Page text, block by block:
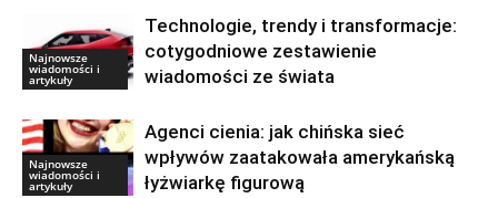
Najnowsze
wiadomości i
artykuły
Technologie, trendy i transformacje:
cotygodniowe zestawienie
wiadomości ze świata
Najnowsze
wiadomości i
artykuły
Agenci cienia: jak chińska sieć
wpływów zaatakowała amerykańską
łyżwiarkę figurową